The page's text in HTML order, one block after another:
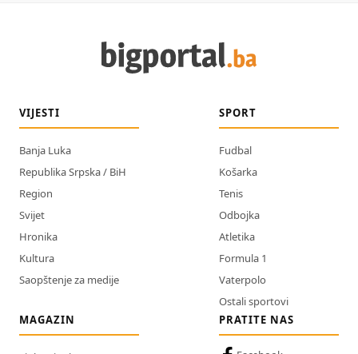
VIJESTI
Banja Luka
Republika Srpska / BiH
Region
Svijet
Hronika
Kultura
Saopštenje za medije
SPORT
Fudbal
Košarka
Tenis
Odbojka
Atletika
Formula 1
Vaterpolo
Ostali sportovi
MAGAZIN
PRATITE NAS